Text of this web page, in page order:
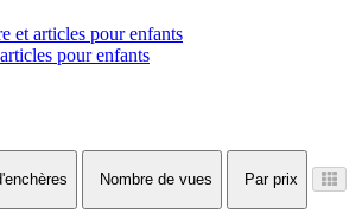
pour enfants
Nombre de vues Par prix